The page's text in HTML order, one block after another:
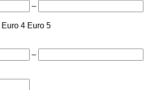
–
Euro 4 Euro 5
–